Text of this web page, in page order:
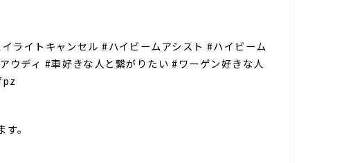
ライトキャンセル #ハイビームアシスト #ハイビーム
ディ #車好きな人と繋がりたい #ワーゲン好きな人
。⁣⁣